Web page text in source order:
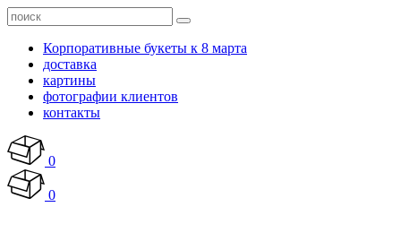
Корпоративные букеты к 8 марта
доставка
картины
фотографии клиентов
контакты
0
0